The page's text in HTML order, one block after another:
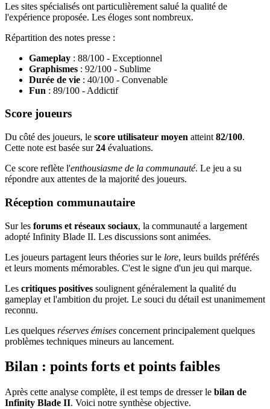
Les sites spécialisés ont particulièrement salué la qualité de
l'expérience proposée. Les éloges sont nombreux.
Répartition des notes presse :
Gameplay : 88/100 - Exceptionnel
Graphismes : 92/100 - Sublime
Durée de vie : 40/100 - Convenable
Fun : 89/100 - Addictif
Score joueurs
Du côté des joueurs, le score utilisateur moyen atteint 82/100.
Cette note est basée sur24 évaluations.
Ce score reflète l'enthousiasme de la communauté. Le jeu a su
répondre aux attentes de la majorité des joueurs.
Réception communautaire
Sur les forums et réseaux sociaux, la communauté a largement
adopté Infinity Blade II. Les discussions sont animées.
Les joueurs partagent leurs théories sur le lore, leurs builds préférés
et leurs moments mémorables. C'est le signe d'un jeu qui marque.
Les critiques positives soulignent généralement la qualité du
gameplay et l'ambition du projet. Le souci du détail est unanimement
reconnu.
Les quelques réserves émises concernent principalement quelques
problèmes techniques mineurs au lancement.
Bilan : points forts et points faibles
Après cette analyse complète, il est temps de dresser le bilan de
Infinity Blade II. Voici notre synthèse objective.